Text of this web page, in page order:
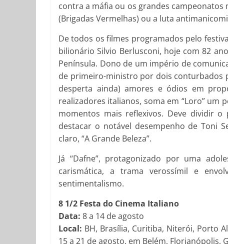
contra a máfia ou os grandes
(Brigadas Vermelhas) ou a luta
De todos os filmes programados pelo
bilionário Silvio Berlusconi, hoje com 82
Península. Dono de um império de
de primeiro-ministro por dois conturbados
desperta ainda) amores e ódios em
realizadores italianos, soma em “Loro” um
momentos mais reflexivos. Deve dividir
destacar o notável desempenho de Toni
claro, “A Grande Beleza”.
Já “Dafne”, protagonizado por uma
carismática, a trama verossímil e
sentimentalismo.
8 1/2 Festa do Cinema Italiano
Data: 8 a 14 de agosto
Local: BH, Brasília, Curitiba, Niterói, Porto
15 a 21 de agosto, em Belém, Florianópolis,